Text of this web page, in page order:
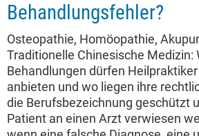
Behandlungsfehler?
Osteopathie, Homöopathie,
Traditionelle Chinesische Medizin:
Behandlungen dürfen
anbieten und wo liegen ihre
die Berufsbezeichnung geschützt
Patient an einen Arzt verwiesen